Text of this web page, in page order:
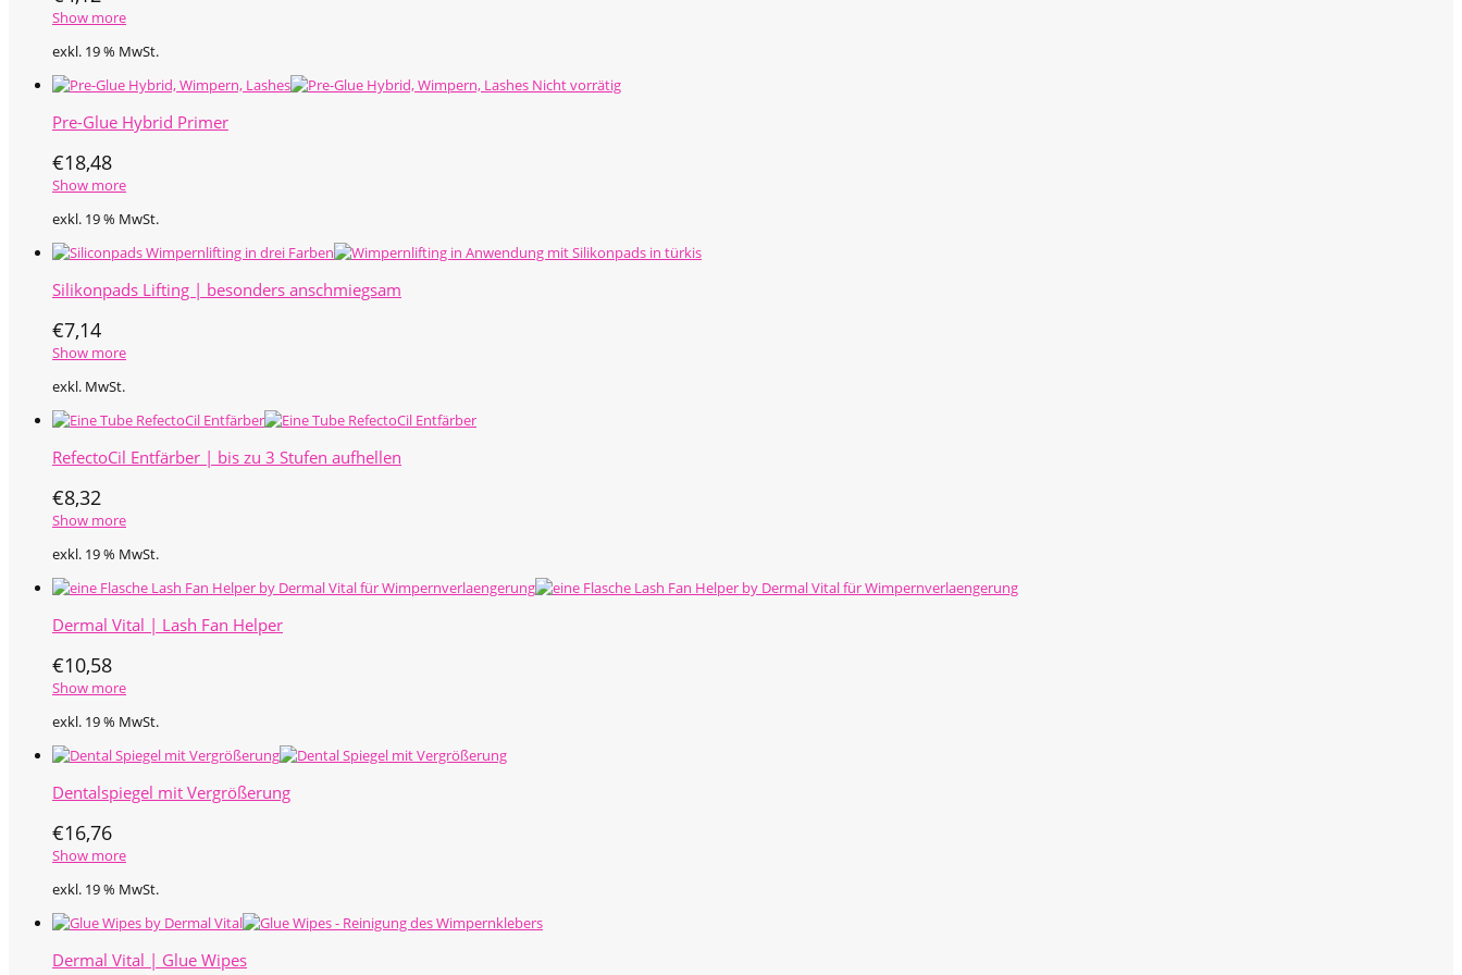
Show more
exkl. 19 % MwSt.
Pre-Glue Hybrid Primer
€18,48
Show more
exkl. 19 % MwSt.
Silikonpads Lifting | besonders anschmiegsam
€7,14
Show more
exkl. MwSt.
RefectoCil Entfärber | bis zu 3 Stufen aufhellen
€8,32
Show more
exkl. 19 % MwSt.
Dermal Vital | Lash Fan Helper
€10,58
Show more
exkl. 19 % MwSt.
Dentalspiegel mit Vergrößerung
€16,76
Show more
exkl. 19 % MwSt.
Dermal Vital | Glue Wipes